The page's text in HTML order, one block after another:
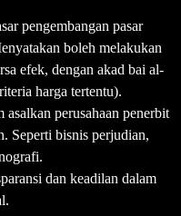
pengembangan pasar
boleh melakukan
efek, dengan akad bai al-
harga tertentu).
asalkan perusahaan penerbit
Seperti bisnis perjudian,
dan keadilan dalam